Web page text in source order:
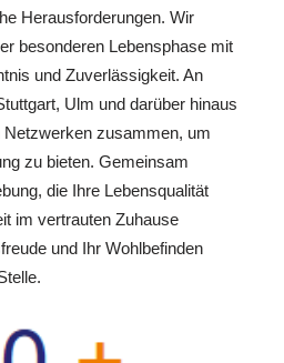
Herausforderungen. Wir
besonderen Lebensphase mit
und Zuverlässigkeit. An
Ulm und darüber hinaus
zusammen, um
zu bieten. Gemeinsam
die Ihre Lebensqualität
im vertrauten Zuhause
und Ihr Wohlbefinden